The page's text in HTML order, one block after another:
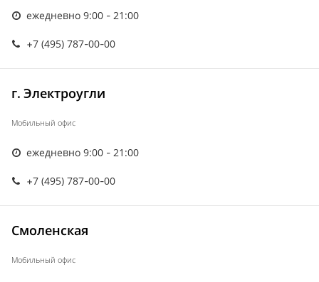
ежедневно 9:00 - 21:00
+7 (495) 787-00-00
г. Электроугли
Мобильный офис
ежедневно 9:00 - 21:00
+7 (495) 787-00-00
Смоленская
Мобильный офис